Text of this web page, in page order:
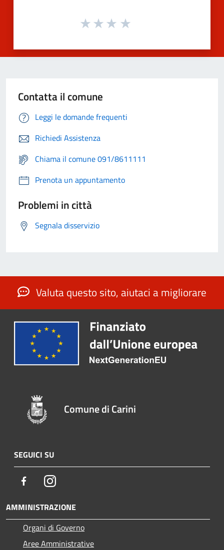
Contatta il comune
Leggi le domande frequenti
Richiedi Assistenza
Chiama il comune 091/8611111
Prenota un appuntamento
Problemi in città
Segnala disservizio
Valuta questo sito, aiutaci a migliorare
Comune di Carini
SEGUICI SU
FacebookInstagram
AMMINISTRAZIONE
Organi di Governo
Aree Amministrative